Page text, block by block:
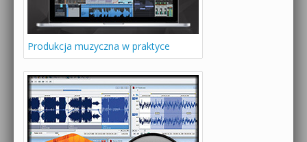
Produkcja muzyczna w praktyce